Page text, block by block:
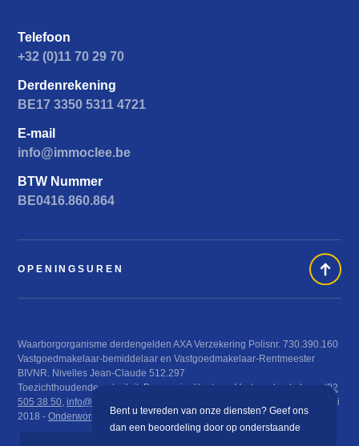
Telefoon
+32 (0)11 70 29 70
Derdenrekening
BE17 3350 5311 4721
E-mail
info@immoclee.be
BTW Nummer
BE0416.860.864
OPENINGSUREN
Waarborgorganisme derdengelden AXA Verzekering Polisnr. 730.390.160
Vastgoedmakelaar-bemiddelaar en Vastgoedmakelaar-Rentmeester
BIVNR. Nivelles Jean-Claude 512.297
Toezichthoudende autoriteit: Beroepsinstituut van Vastgoedmakelaars (02
505 38 50, info@biv.be
), Luxemburgstraat 16 B te 1000 Brussel KB 29 juni
2018 - Onderworpen aan de deontologische code van het BIV
Bent u tevreden van onze diensten? Geef ons
dan een beoordeling door op onderstaande